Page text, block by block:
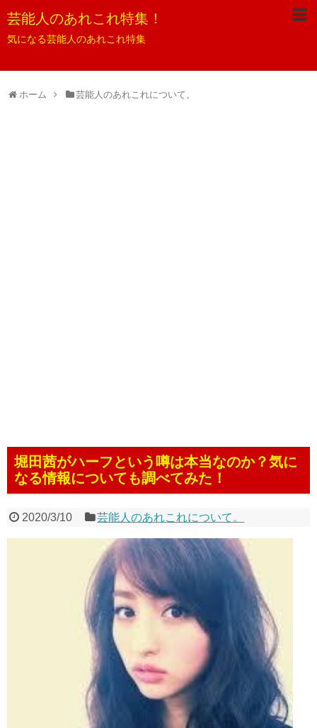
芸能人のあれこれ特集！
気になる芸能人のあれこれ特集
ホーム 芸能人のあれこれについて。
堀田茜がハーフという噂は本当なのか？気に
なる情報についても調べてみた！
2020/3/10 芸能人のあれこれについて。